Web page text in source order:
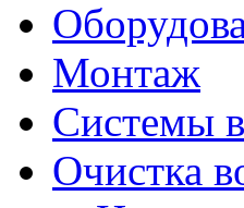
Монтаж
Системы
Очистка